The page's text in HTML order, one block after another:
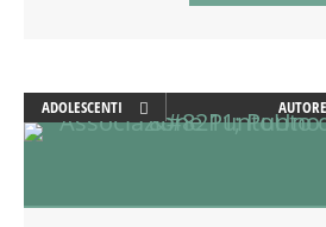
ADOLESCENTI
ADULTI
AUTORE